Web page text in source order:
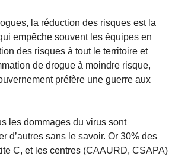
la réduction des risques est la
empêche souvent les équipes en
des risques à tout le territoire et
de drogue à moindre risque,
préfère une guerre aux
les dommages du virus sont
d’autres sans le savoir. Or 30% des
C, et les centres (CAAURD, CSAPA)